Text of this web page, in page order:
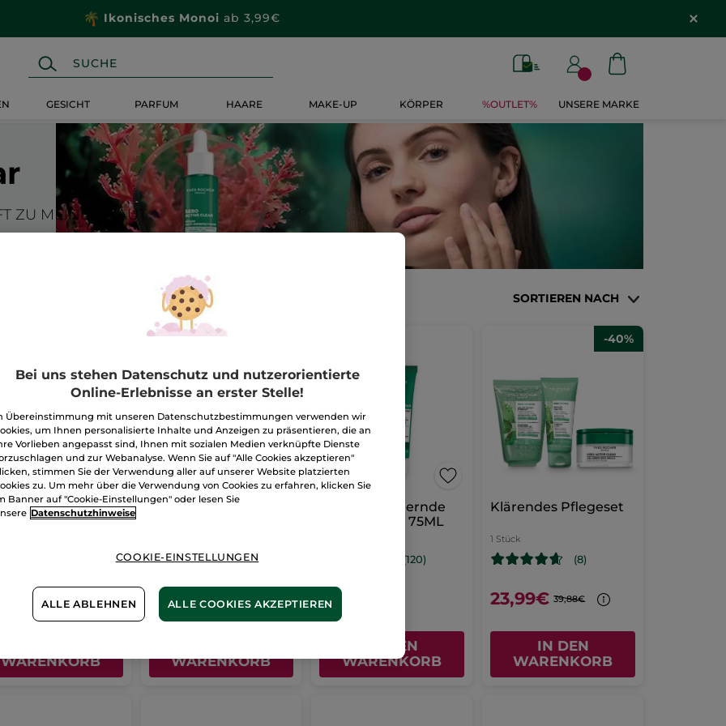
Ikonisches Monoi ab 3,99€
GESICHT PARFUM HAARE MAKE-UP KÖRPER %OUTLET% UNSERE MARKE
ZU MEINER HAUT
SORTIEREN NACH
Creme
WARENKORB
Klärendes
(93)
13,90€
WARENKORB
Porenverfeinernde
Kohle-Maske 75ML
(120)
19,90€
IN DEN
WARENKORB
-40%
Klärendes Pflegeset
1 Stück
(8)
23,99€ 39,88€
IN DEN
WARENKORB
Bei uns stehen Datenschutz und nutzerorientierte
Online-Erlebnisse an erster Stelle!
Übereinstimmung mit unseren Datenschutzbestimmungen verwenden wir
um Ihnen personalisierte Inhalte und Anzeigen zu präsentieren, die an
Vorlieben angepasst sind, Ihnen mit sozialen Medien verknüpfte Dienste
und zur Webanalyse. Wenn Sie auf "Alle Cookies akzeptieren"
stimmen Sie der Verwendung aller auf unserer Website platzierten
zu. Um mehr über die Verwendung von Cookies zu erfahren, klicken Sie
Banner auf "Cookie-Einstellungen" oder lesen Sie
Datenschutzhinweise
COOKIE-EINSTELLUNGEN
ALLE ABLEHNEN ALLE COOKIES AKZEPTIEREN